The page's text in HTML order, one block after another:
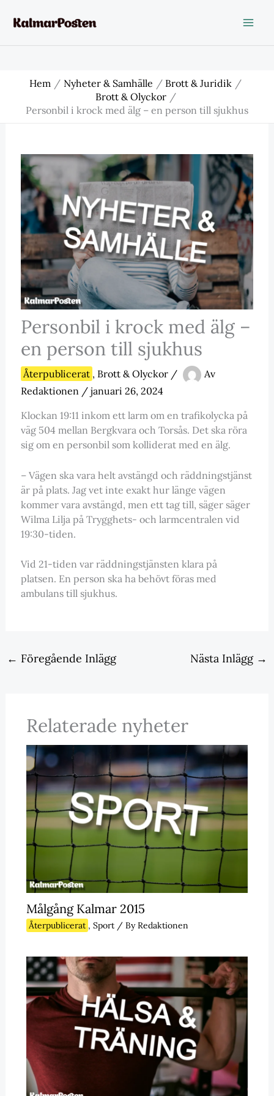
Hem Nyheter & Samhälle
Brott & Juridik
Brott & Olyckor
Personbil i krock med älg – en person till sjukhus
Personbil i krock med älg –
en person till sjukhus
Återpublicerat , Brott & Olyckor/
Av
Redaktionen / januari 26, 2024
Klockan 19:11 inkom ett larm om en trafikolycka på
väg 504 mellan Bergkvara och Torsås. Det ska röra
sig om en personbil som kolliderat med en älg.
– Vägen ska vara helt avstängd och räddningstjänst
är på plats. Jag vet inte exakt hur länge vägen
kommer vara avstängd, men ett tag till, säger säger
Wilma Lilja på Trygghets- och larmcentralen vid
19:30-tiden.
Vid 21-tiden var räddningstjänsten klara på
platsen. En person ska ha behövt föras med
ambulans till sjukhus.
← Föregående Inlägg Nästa Inlägg →
Relaterade nyheter
Målgång Kalmar 2015
Återpublicerat , Sport/ ByRedaktionen